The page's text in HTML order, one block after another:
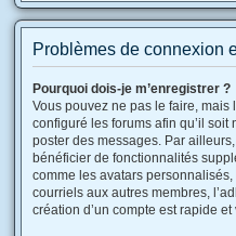
Problèmes de connexion
Pourquoi dois-je m’enregistrer ?
Vous pouvez ne pas le faire, mais
configuré les forums afin qu’il soit
poster des messages. Par
bénéficier de fonctionnalités
comme les avatars
courriels aux autres membres,
création d’un compte est rapide